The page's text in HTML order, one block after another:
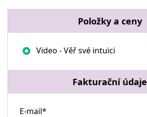
Položky a ceny
Video - Věř své intuici
Fakturační údaje
E-mail*